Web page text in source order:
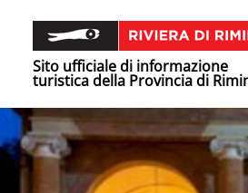
Sito ufficiale di informazione
turistica della Provincia di